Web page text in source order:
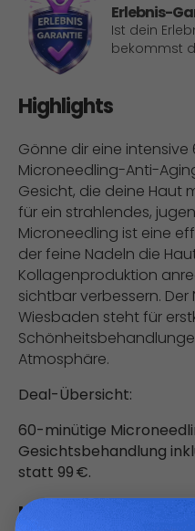
Erlebnis-
Ist dein
bekommst
Highlights
Gönne dir eine
Microneedling-Anti-
Gesicht, die deine Haut
für ein strahlendes,
Microneedling ist eine
der feine Nadeln die
Kollagenproduktion
sichtbar verbessern.
Wiesbaden steht für
Atmosphäre.
Deal-Übersicht:
60-minütige
Gesichtsbehandlung
statt 99 €.
Konditionen